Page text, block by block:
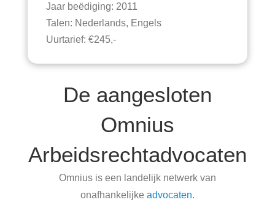
Jaar beëdiging: 2011
Talen: Nederlands, Engels
Uurtarief: €245,-
De aangesloten
Omnius
Arbeidsrechtadvocaten
Omnius is een landelijk netwerk van
onafhankelijke advocaten.